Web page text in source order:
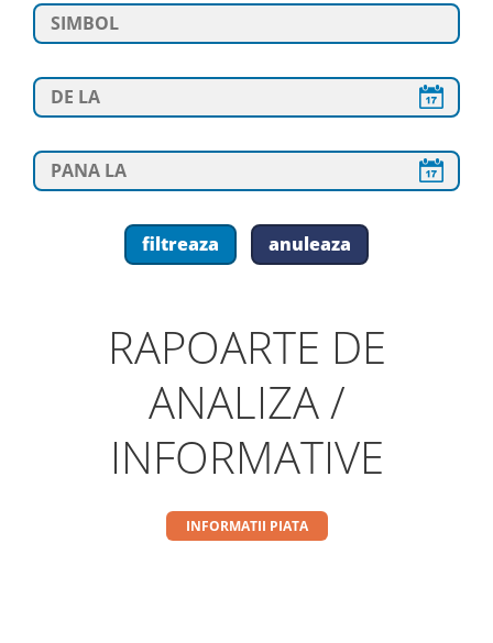
RAPOARTE DE
ANALIZA /
INFORMATIVE
INFORMATII PIATA